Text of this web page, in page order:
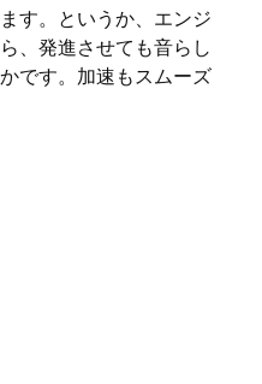
す。というか、エンジ
、発進させても音らし
です。加速もスムーズ